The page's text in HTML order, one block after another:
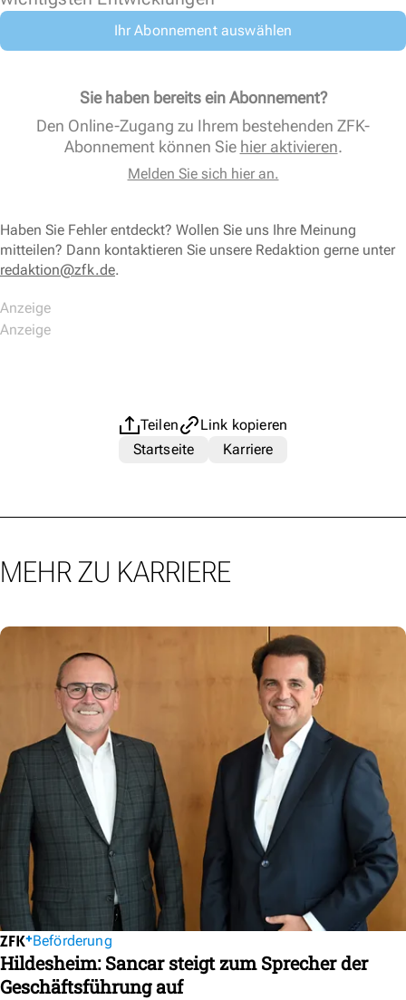
Ihr Abonnement auswählen
Sie haben bereits ein Abonnement?
Den Online-Zugang zu Ihrem bestehenden ZFK-
Abonnement können Sie hier aktivieren.
Melden Sie sich hier an.
Haben Sie Fehler entdeckt? Wollen Sie uns Ihre Meinung
mitteilen? Dann kontaktieren Sie unsere Redaktion gerne unter
redaktion@zfk.de.
Teilen
Link kopieren
Startseite
Karriere
MEHR ZU KARRIERE
Beförderung
Hildesheim: Sancar steigt zum Sprecher der
Geschäftsführung auf